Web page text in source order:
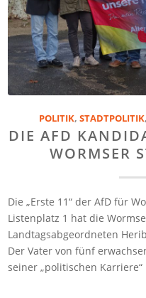
POLITIK, STADTPOLITIK,
DIE AFD
WORMSER
Die „Erste 11“ der AfD für
Listenplatz 1 hat die
Landtagsabgeordneten
Der Vater von fünf
seiner „politischen